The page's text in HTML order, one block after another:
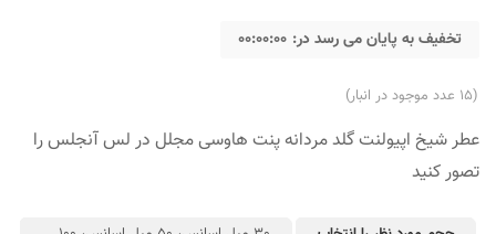
تخفیف به پایان می رسد در: 00:00:00
(15 عدد موجود در انبار)
عطر شیخ اپیولنت گلد مردانه پنت هاوسی مجلل در لس آنجلس را
تصور کنید
ادکلن مردانه کرید